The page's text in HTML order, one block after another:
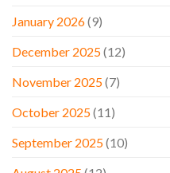
January 2026(9)
December 2025(12)
November 2025(7)
October 2025(11)
September 2025(10)